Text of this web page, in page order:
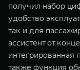
WEY 80
Масштаб
от 6 449 000 ₽
получил набор
удобство
так и для
ассистент от
интегрированная
также функция